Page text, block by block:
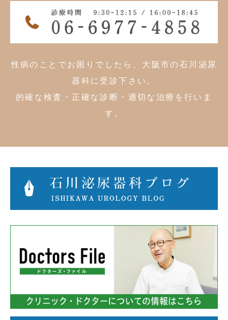
性病のことでお困りでしたら、大阪市の石川泌尿
器科に受診下さい。
的確な検査・正確な診断・適切な治療を行いま
す。